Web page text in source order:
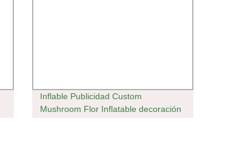
Inflable Publicidad Custom
Mushroom Flor Inflatable decoración